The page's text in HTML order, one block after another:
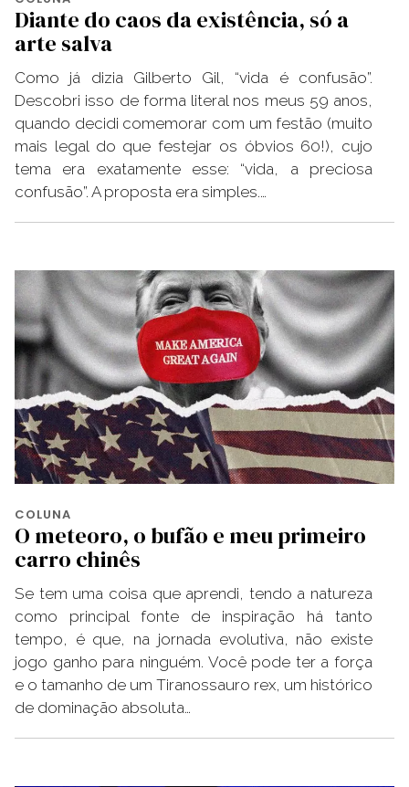
Diante do caos da existência, só a
arte salva
Como já dizia Gilberto Gil, “vida é confusão”.
Descobri isso de forma literal nos meus 59 anos,
quando decidi comemorar com um festão (muito
mais legal do que festejar os óbvios 60!), cujo
tema era exatamente esse: “vida, a preciosa
confusão”. A proposta era simples.…
COLUNA
O meteoro, o bufão e meu primeiro
carro chinês
Se tem uma coisa que aprendi, tendo a natureza
como principal fonte de inspiração há tanto
tempo, é que, na jornada evolutiva, não existe
jogo ganho para ninguém. Você pode ter a força
e o tamanho de um Tiranossauro rex, um histórico
de dominação absoluta…